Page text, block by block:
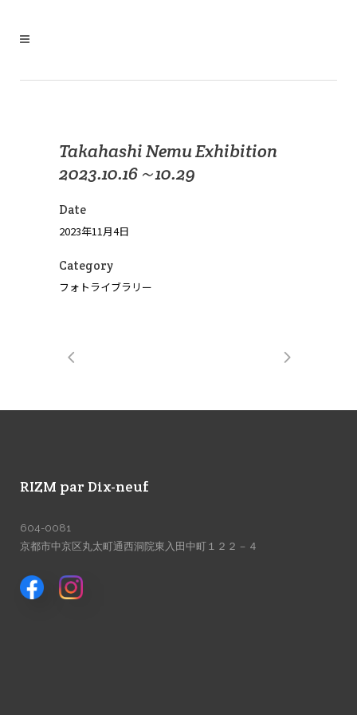
Takahashi Nemu Exhibition
2023.10.16～10.29
Date
2023年11月4日
Category
フォトライブラリー
RIZM par Dix-neuf
604-0081
京都市中京区丸太町通西洞院東入田中町１２２－４